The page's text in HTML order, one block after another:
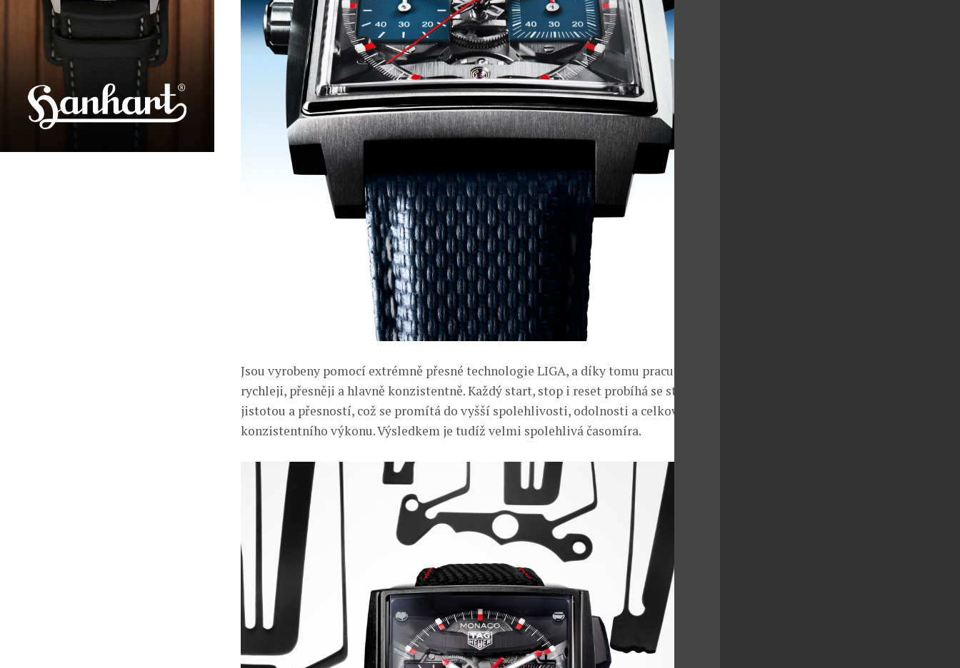
Jsou vyrobeny pomocí extrémně přesné technologie LIGA, a díky tomu pracují
rychleji, přesněji a hlavně konzistentně. Každý start, stop i reset probíhá se stejnou
jistotou a přesností, což se promítá do vyšší spolehlivosti, odolnosti a celkově
konzistentního výkonu. Výsledkem je tudíž velmi spolehlivá časomíra.